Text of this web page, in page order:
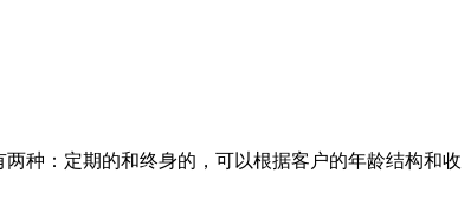
种：定期的和终身的，可以根据客户的年龄结构和收